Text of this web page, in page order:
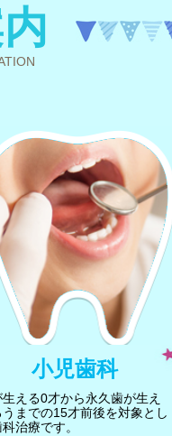
小児歯科
える0才から永久歯が生え
うまでの15才前後を対象とし
治療です。